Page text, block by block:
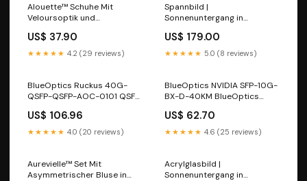
Alouette™ Schuhe Mit
Veloursoptik und
Größe:37
US$ 37.90
★★★★★ 4.2 (29 reviews)
Spannbild |
Sonnenuntergang in
Größe in cm:260 x 130
US$ 179.00
★★★★★ 5.0 (8 reviews)
BlueOptics Ruckus 40G-
QSFP-QSFP-AOC-0101 QSFP
Optisches Kabel (AOC),
40GBASE-SR4, 1 Meter
Multifunktionsgeräte
US$ 106.96
★★★★★ 4.0 (20 reviews)
BlueOptics NVIDIA SFP-10G-
BX-D-40KM BlueOptics
Transceiver, LC-Simplex,
10GBASE-BX-D, Singlemode
Fiber, TX1330nm/RX1270nm,
US$ 62.70
★★★★★ 4.6 (25 reviews)
Aurevielle™ Set Mit
Asymmetrischer Bluse in
Acrylglasbild |
Sonnenuntergang in